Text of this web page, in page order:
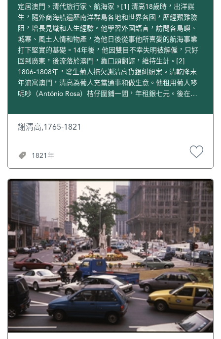
定居澳門。清代旅行家、航海家。[1] 清高18歲時，出洋謀
生，隨外商海船遍歷南洋群島各地和世界各國，歷經艱難險
阻，增長見識和人生經驗。他學習外國語言，訪問各島嶼、
城寨、風土人情和物產，為他日後從事他所喜愛的航海事業
打下堅實的基礎。14年後，他因雙目不幸失明被解僱，只好
回到廣東，後流落於澳門，靠口頭翻譯，維持生計。[2]
1806-1808年，發生葡人拖欠謝清高貨銀糾紛案。清乾隆末
年流寓澳門，清高為葡人充當通事和做生意。他租用葡人哆
呢吵（António Rosa）桔仔圍鋪一間，年租銀七元。後在做
布匹交易，欠下清高銀150元，年息二分，但無力償還本息。
1801年，哆呢吵又以紅窗門鋪一間押給清高收租抵息，年租
截。不讓清高收租抵息，但表示可與他鋪租相抵。 1806年，
哆呢吵狀告清高拖欠租銀。澳門同知王衷接到澳葡理事官的
報告後，認為此案應該分開處理，不能混在一起。他要求清
高償還了拖欠的兩年鋪租共15元；同時要求澳葡當局責令哆
呢吵，將所欠布銀，照數抵兌清楚。可澳葡蓄意包庇，並沒
有認真追討，債款一直沒有歸還。1808年，香山縣根據清高
的訴求，諭令澳葡當局立即照數追討所欠銀兩。[1] 1820年，
清高遇見同鄉黃炳南，大家一見如故。清高向他講述自己的
親身經歷及見聞，並請求黃炳南代為筆錄，以便傳留後人。
黃炳南被他的真誠所感動，於是逐一記下，並取名《海
錄》，同年底刊行問世。1821年，清高因病在家鄉逝世，年
僅56歲。[2] 中國歷史上第一部關於中外交通往來的書，主要
有南宋趙汝適的《諸藩志》、元代汪大淵的《島夷志略》、
清徐繼畬編著的《瀛寰志略》等，《海錄》是鴉片戰爭前夕
中國國內最先介紹世界概況的著作，時人稱廣東人乃至中國
人略知世界大事，應從《海錄》開始。 《海錄》書中記載18
世紀80年代羅芳伯（嘉應人）在昆甸（今馬來西亞東部婆羅
洲的昆甸）地區組建公司，設立自治行政管理機構，建立法
謝清高,1765-1821
1821年